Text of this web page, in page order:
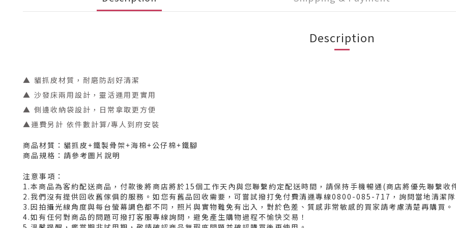
Description
▲ 貓抓皮材質，耐磨防刮好清潔
▲ 沙發床兩用設計，靈活運用更實用
▲ 側邊收納袋設計，日常拿取更方便
▲運費另計 依件數計算/專人到府安裝
商品材質：貓抓皮+鐵製骨架+海棉+公仔棉+鐵腳
商品規格：請參考圖片說明
注意事項：
1.本商品為客約配送商品，付款後將商店將於15個工作天內與您聯繫約定配送時間，請保持手機暢通(商店將優先聯繫收
2.我們沒有提供回收舊傢俱的服務。如您有舊品回收需要，可嘗試撥打免付費清運專線0800-085-717，詢問當地清潔隊
3.因拍攝光線角度與每台螢幕調色都不同，照片與實物難免有出入，對於色差、質感非常敏感的買家請考慮清楚再購買。
4.如有任何對商品的問題可撥打客服專線詢問，避免產生購物過程不愉快交易！